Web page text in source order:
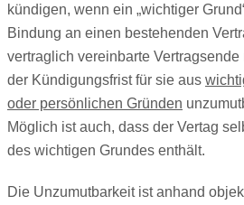
kündigen, wenn ein „wichtiger
Bindung an einen bestehenden
vertraglich vereinbarte
der Kündigungsfrist für sie aus
oder persönlichen Gründen
Möglich ist auch, dass der Vertag
des wichtigen Grundes enthält.
Die Unzumutbarkeit ist anhand